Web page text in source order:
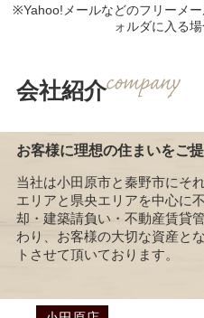
※Yahoo!メールなどのフリーメ
ォルダに入る場
会社紹介
お客様に理想の住まいをご提
当社は小田原市と秦野市にそ
エリアと県央エリアを中心に
却・建築請負い・不動産賃貸
わり、お客様の大切な資産と
トさせて頂いております。